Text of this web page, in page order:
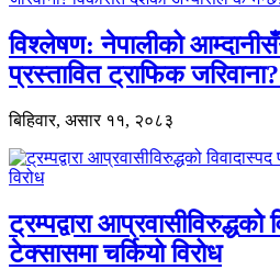
विश्लेषण: नेपालीको
प्रस्तावित ट्राफिक
बिहिवार, असार ११, २०८३
ट्रम्पद्वारा
टेक्सासमा चर्कियो विरोध